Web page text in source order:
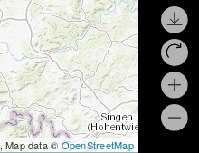
, Map data © OpenStreetMap